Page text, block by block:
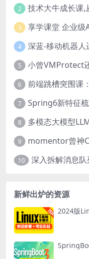
2 技术大牛成长课,
3
4 深蓝-移动机器人
5 小曾VMProtect
6 前端跳槽突围课
7 Spring6新特征
8 多模态大模型
9 momentor曾神
10 深入拆解消息
新鲜出炉的资源
2024版